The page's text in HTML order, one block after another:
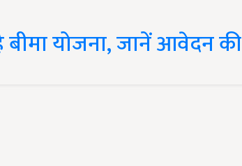
योजना, जानें आवेदन की